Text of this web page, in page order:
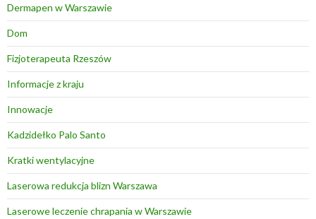
Dermapen w Warszawie
Dom
Fizjoterapeuta Rzeszów
Informacje z kraju
Innowacje
Kadzidełko Palo Santo
Kratki wentylacyjne
Laserowa redukcja blizn Warszawa
Laserowe leczenie chrapania w Warszawie